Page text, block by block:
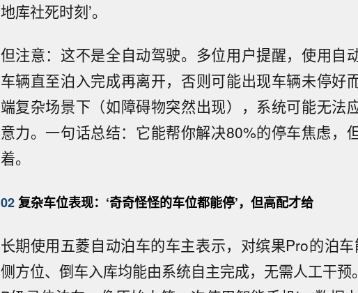
地库社死时刻’。
但注意：这不是全自动驾驶。多位用户提醒，使用自
车辆直至泊入完成再离开，否则可能出现车辆未停好
端复杂场景下（如障碍物突然出现），系统可能无法
意力。一句话总结：它能帮你解决80%的停车焦虑，
着。
02复杂车位表现：‘奇奇怪怪的车位都能停’，但高配才给
长期使用五菱自动泊车的车主表示，对缤果Pro的泊车
侧方位、倒车入库均能由系统自主完成，无需人工干预